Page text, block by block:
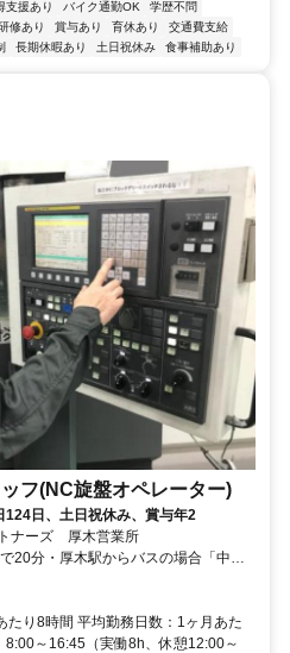
支援あり バイク通勤OK
学歴不問
修あり 賞与あり 育休あり
交通費支給
長期休暇あり 土日祝休み 食事補助あり
フ(NC旋盤オペレーター)
日、土日祝休み、賞与年2
ナーズ 厚木営業所
20分・厚木駅からバスの場合「中三
ク・自転車通勤OK／無料駐車場あり
たり8時間 平均勤務日数：1ヶ月あた
8:00～16:45（実働8h、休憩12:00～